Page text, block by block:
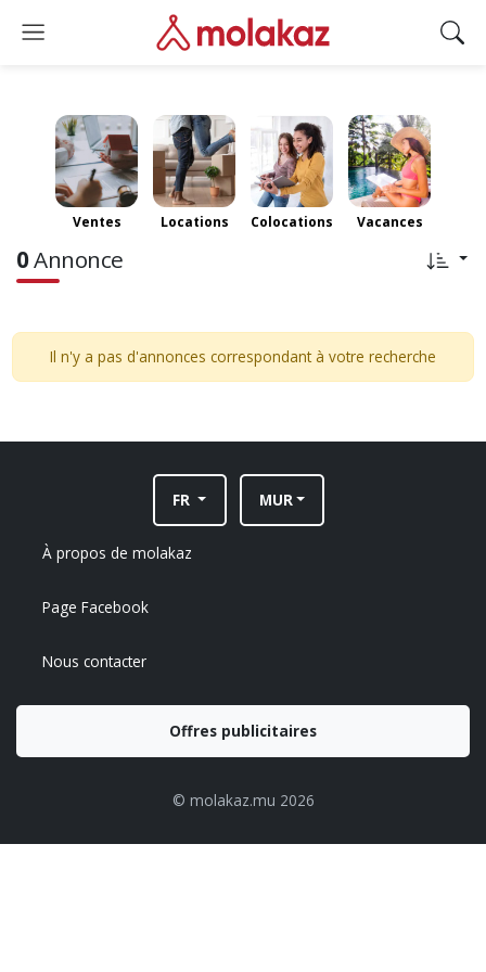
Toggle navigation
Ventes Locations Colocations Vacances
0Annonce
Il n'y a pas d'annonces correspondant à votre recherche
FR MUR
À propos de molakaz
Page Facebook
Nous contacter
Offres publicitaires
© molakaz.mu 2026